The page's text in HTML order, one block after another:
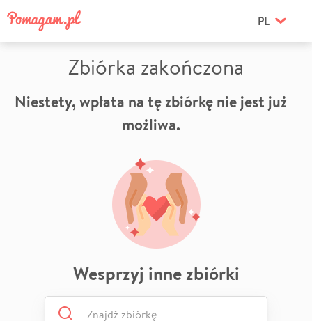
PL
Zbiórka zakończona
Niestety, wpłata na tę zbiórkę nie jest już
możliwa.
Wesprzyj inne zbiórki